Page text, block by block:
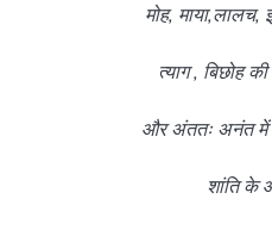
मोह, माया,लालच,
त्याग , बिछोह
और अंततः अनंत में
शांति के